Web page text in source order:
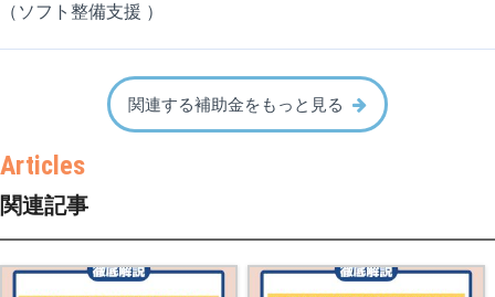
（ソフト整備支援 ）
関連する補助金をもっと見る
関連記事